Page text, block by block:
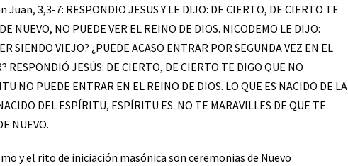
3,3-7: RESPONDIO JESUS Y LE DIJO: DE CIERTO, DE CIERTO TE
NUEVO, NO PUEDE VER EL REINO DE DIOS. NICODEMO LE DIJO:
SIENDO VIEJO? ¿PUEDE ACASO ENTRAR POR SEGUNDA VEZ EN EL
RESPONDIÓ JESÚS: DE CIERTO, DE CIERTO TE DIGO QUE NO
NO PUEDE ENTRAR EN EL REINO DE DIOS. LO QUE ES NACIDO DE LA
DEL ESPÍRITU, ESPÍRITU ES. NO TE MARAVILLES DE QUE TE
NUEVO.
y el rito de iniciación masónica son ceremonias de Nuevo